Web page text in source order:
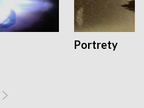
Portrety